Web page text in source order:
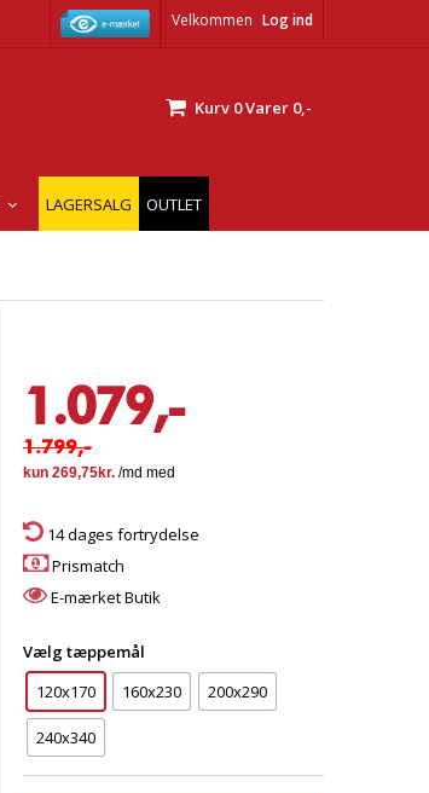
Velkommen Log ind
Kurv 0Varer 0,-
LAGERSALG OUTLET
1.079,-
1.799,-
14 dages fortrydelse
Prismatch
E-mærket Butik
Vælg tæppemål
120x170
160x230 200x290
240x340